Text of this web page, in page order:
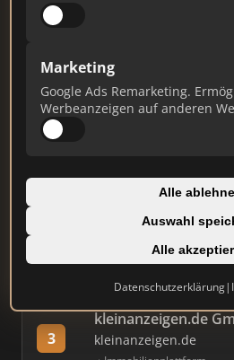
Marketing
Google Ads Remarketing.
Werbeanzeigen auf anderen
Alle
Auswahl
Alle
Datenschutzerklärung|
# MAKLER / FIRMA
1 immobilienscout24.de
Immobilienplattform
AVIV Germany
immowelt.de
3
kleinanzeigen.de
kleinanzeigen.de